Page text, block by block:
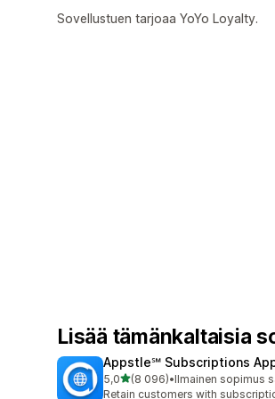
Sovellustuen tarjoaa YoYo Loyalty.
Lisää tämänkaltaisia
Appstle℠ Subscriptions
5,0/ 5 tähteä
(8 096)
8096 arvostelua yhteensä
•Ilmainen sopimus
Retain customers with